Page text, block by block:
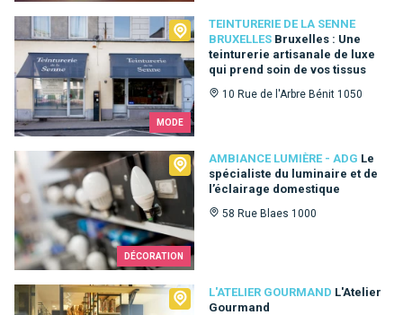
MODE
TEINTURERIE DE LA SENNE
BRUXELLES Bruxelles : Une
teinturerie artisanale de luxe
qui prend soin de vos tissus
10 Rue de l'Arbre Bénit 1050
Teinturerie de la Senne Bruxelles
DÉCORATION
AMBIANCE LUMIÈRE - ADG Le
spécialiste du luminaire et de
l’éclairage domestique
58 Rue Blaes 1000
Ambiance Lumière - ADG
L'ATELIER GOURMAND L'Atelier
Gourmand
L'Atelier Gourmand